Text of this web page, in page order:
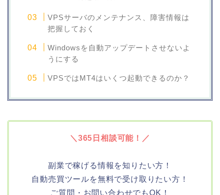
VPSサーバのメンテナンス、障害情報は
把握しておく
Windowsを自動アップデートさせないよ
うにする
VPSではMT4はいくつ起動できるのか？
＼365日相談可能！／
副業で稼げる情報を知りたい方！
自動売買ツールを無料で受け取りたい方！
ご質問・お問い合わせでもOK！